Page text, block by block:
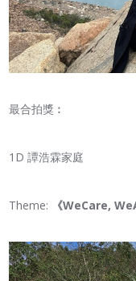
最合拍獎︰
1D 譚浩霖家庭
Theme: 《WeCare,